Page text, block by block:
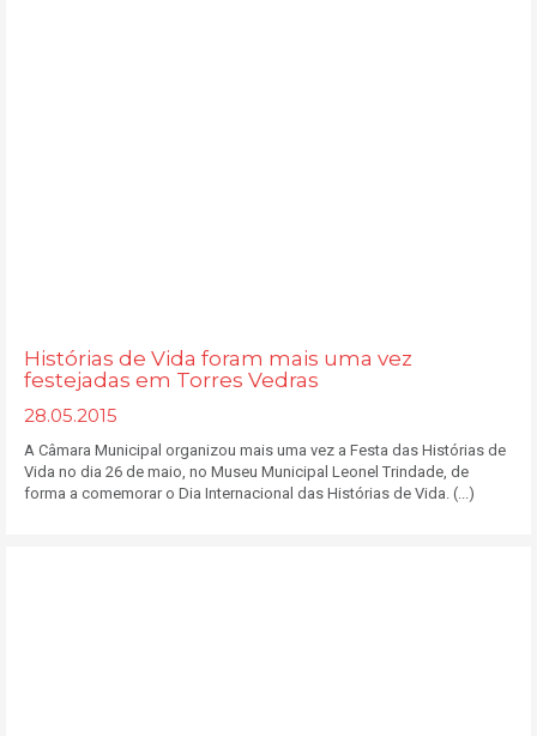
Histórias de Vida foram mais uma vez
festejadas em Torres Vedras
28.05.2015
A Câmara Municipal organizou mais uma vez a Festa das Histórias de
Vida no dia 26 de maio, no Museu Municipal Leonel Trindade, de
forma a comemorar o Dia Internacional das Histórias de Vida. (...)